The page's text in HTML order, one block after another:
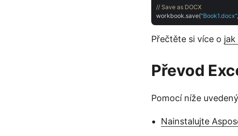
// Save as DOCX
workbook.save("Book1.docx"
Přečtěte si více o
Převod
Pomocí níže
Nainstalujte